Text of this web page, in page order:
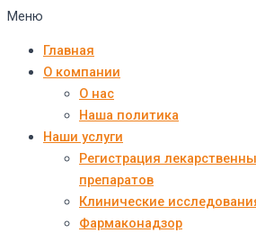
Меню
Главная
О компании
О нас
Наша политика
Наши услуги
Регистрация
препаратов
Клинические
Фармаконадзор